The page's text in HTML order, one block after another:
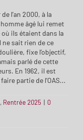
l’an 2000, à la
âgé lui remet
où ils étaient dans la
sait rien de ce
fixe l’objectif,
parlé de cette
En 1962, il est
partie de l’OAS...
, Rentrée 2025 | 0